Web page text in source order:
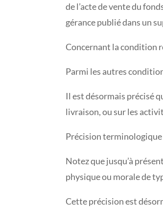
de l’acte de vente du
gérance publié dans un
Concernant la condition
Parmi les autres
Il est désormais précisé
livraison, ou sur les
Précision terminologique
Notez que jusqu’à
physique ou morale de
Cette précision est